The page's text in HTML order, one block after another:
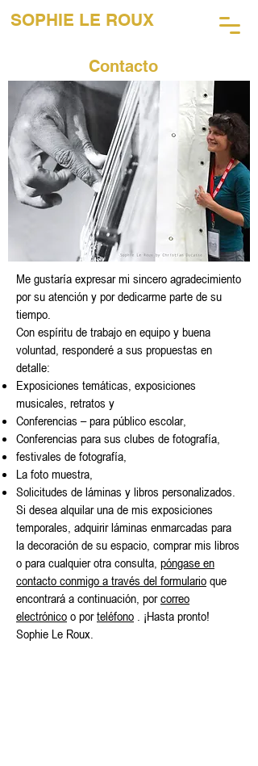
SOPHIE LE ROUX
Contacto
Me gustaría expresar mi sincero agradecimiento
por su atención y por dedicarme parte de su
tiempo.
Con espíritu de trabajo en equipo y buena
voluntad, responderé a sus propuestas en
detalle:
Exposiciones temáticas, exposiciones
musicales, retratos y
Conferencias – para público escolar,
Conferencias para sus clubes de fotografía,
festivales de fotografía,
La foto muestra,
Solicitudes de láminas y libros personalizados.
Si desea alquilar una de mis exposiciones
temporales, adquirir láminas enmarcadas para
la decoración de su espacio, comprar mis libros
o para cualquier otra consulta, póngase en
contacto conmigo a través del formulario que
encontrará a continuación, porcorreo
electrónico o porteléfono . ¡Hasta pronto!
Sophie Le Roux.